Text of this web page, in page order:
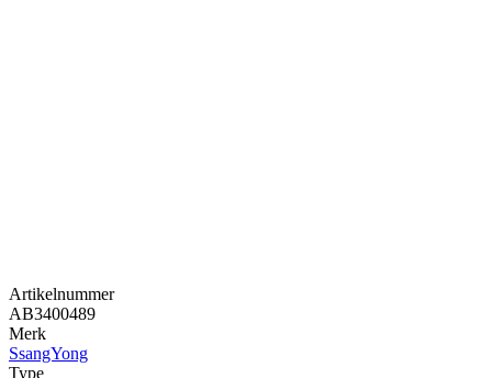
Artikelnummer
AB3400489
Merk
SsangYong
Type